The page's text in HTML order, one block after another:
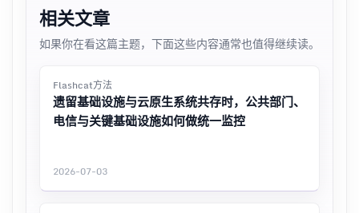
相关文章
如果你在看这篇主题，下面这些内容通常也值得继续读。
Flashcat方法
遗留基础设施与云原生系统共存时，公共部门、
电信与关键基础设施如何做统一监控
2026-07-03